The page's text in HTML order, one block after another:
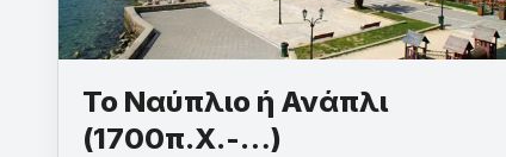
Το Ναύπλιο ή Ανάπλι
(1700π.Χ.-…)